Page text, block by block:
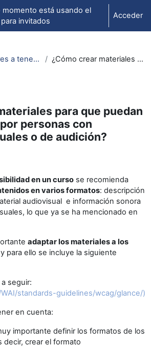
momento está usando el
invitados
Acceder
5-Factores a tener en cuenta a la hora de realizar materiales formativos multimedia ¿Cómo crear materiales para que puedan ser utilizados por personas con problemas visuales o de audición?
para que puedan
personas con
o de audición?
en un curso se recomienda
en varios formatos: descripción
audiovisual e información sonora
lo que ya se ha mencionado en
adaptar los materiales a los
y para ello se incluye la siguiente
seguir:
standards-guidelines/wcag/glance/)
en cuenta:
importante definir los formatos de los
decir, crear el formato